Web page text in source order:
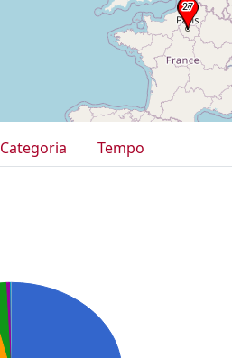
Categoria
Tempo